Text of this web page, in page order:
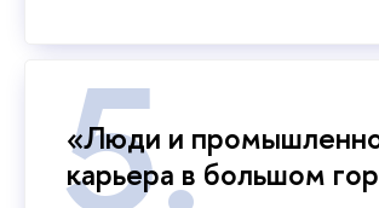
«Люди и
карьера в большом